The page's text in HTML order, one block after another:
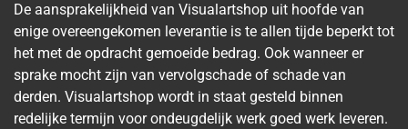
De aansprakelijkheid van Visualartshop uit hoofde van
enige overeengekomen leverantie is te allen tijde beperkt tot
het met de opdracht gemoeide bedrag. Ook wanneer er
sprake mocht zijn van vervolgschade of schade van
derden. Visualartshop wordt in staat gesteld binnen
redelijke termijn voor ondeugdelijk werk goed werk leveren.